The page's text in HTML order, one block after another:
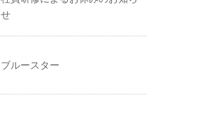
せ
ブルースター